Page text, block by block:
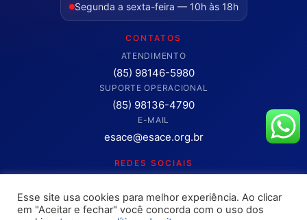
Segunda a sexta-feira — 10h às 18h
CONTATOS
ATENDIMENTO
(85) 98146-5980
SUPORTE OPERACIONAL
(85) 98136-4790
E-MAIL
esace@esace.org.br
REDES SOCIAIS
Clique para abrir os canais oficiais.
Esse site usa cookies para melhor experiência. Ao clicar
em "Aceitar e fechar" você concorda com o uso dos